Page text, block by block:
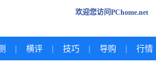
欢迎您访问PChome.net
| 横评 | 技巧 | 导购 | 行情